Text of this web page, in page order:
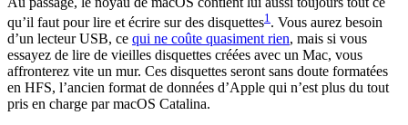
qu’il faut pour lire et écrire sur des disquettes1 . Vous aurez besoin
d’un lecteur USB, ce qui ne coûte quasiment rien, mais si vous
essayez de lire de vieilles disquettes créées avec un Mac, vous
affronterez vite un mur. Ces disquettes seront sans doute formatées
en HFS, l’ancien format de données d’Apple qui n’est plus du tout
pris en charge par macOS Catalina.